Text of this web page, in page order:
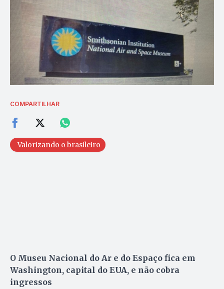
COMPARTILHAR
Valorizando o brasileiro
O Museu Nacional do Ar e do Espaço fica em
Washington, capital do EUA, e não cobra
ingressos